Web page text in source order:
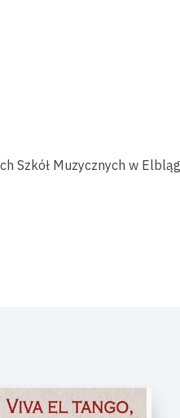
Szkół Muzycznych w